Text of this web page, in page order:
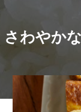
さわやか